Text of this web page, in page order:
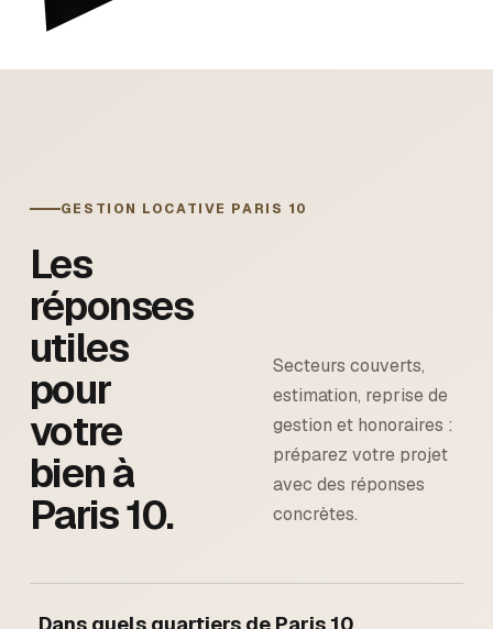
GESTION LOCATIVE PARIS 10
Les
réponses
utiles
pour
votre
bien à
Paris 10.
Secteurs couverts,
estimation, reprise de
gestion et honoraires :
préparez votre projet
avec des réponses
concrètes.
Dans quels quartiers de Paris 10